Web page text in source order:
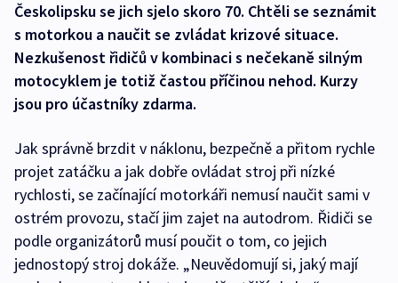
Českolipsku se jich sjelo skoro 70. Chtěli se seznámit
s motorkou a naučit se zvládat krizové situace.
Nezkušenost řidičů v kombinaci s nečekaně silným
motocyklem je totiž častou příčinou nehod. Kurzy
jsou pro účastníky zdarma.
Jak správně brzdit v náklonu, bezpečně a přitom rychle
projet zatáčku a jak dobře ovládat stroj při nízké
rychlosti, se začínající motorkáři nemusí naučit sami v
ostrém provozu, stačí jim zajet na autodrom. Řidiči se
podle organizátorů musí poučit o tom, co jejich
jednostopý stroj dokáže. „Neuvědomují si, jaký mají